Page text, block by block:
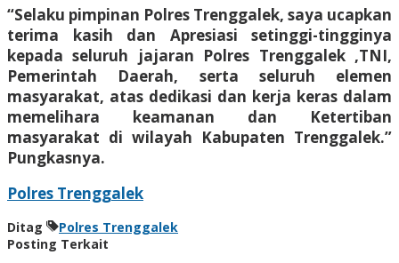
“Selaku pimpinan Polres Trenggalek, saya ucapkan
terima kasih dan Apresiasi setinggi-tingginya
kepada seluruh jajaran Polres Trenggalek ,TNI,
Pemerintah Daerah, serta seluruh elemen
masyarakat, atas dedikasi dan kerja keras dalam
memelihara keamanan dan Ketertiban
masyarakat di wilayah Kabupaten Trenggalek.”
Pungkasnya.
Polres Trenggalek
Ditag
Polres Trenggalek
Posting Terkait